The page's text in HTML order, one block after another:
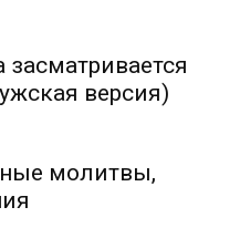
версия)
молитвы,